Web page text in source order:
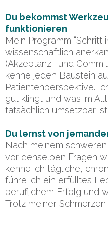
Du bekommst
funktionieren
Mein Programm
wissenschaftlich
(Akzeptanz- und
kenne jeden Baustein
Patientenperspektive.
gut klingt und was im
tatsächlich umsetzbar ist.
Du lernst von
Nach meinem
vor denselben Fragen
kenne ich tägliche,
führe ich ein erfülltes
beruflichem Erfolg und
Trotz meiner